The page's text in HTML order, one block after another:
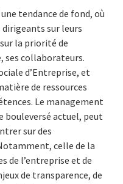
tendance de fond, où
dirigeants sur leurs
la priorité de
ses collaborateurs.
d’Entreprise, et
de ressources
Le management
bouleversé actuel, peut
sur des
celle de la
de l’entreprise et de
de transparence, de